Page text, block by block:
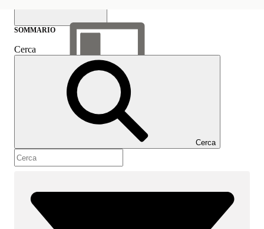
Mostra sommario
Sommario
SOMMARIO
Cerca
Cerca